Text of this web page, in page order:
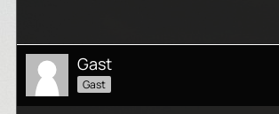
Gast
Gast